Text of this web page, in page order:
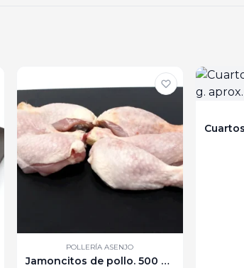
POLLERÍA ASENJO
Jamoncitos de pollo. 500 g. aprox.